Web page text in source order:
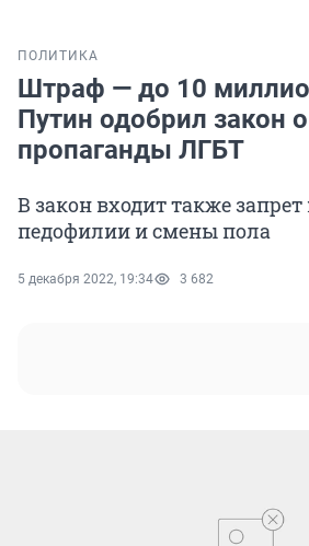
ПОЛИТИКА
Штраф — до 10
Путин одобрил закон
пропаганды ЛГБТ
В закон входит также
педофилии и смены пола
5 декабря 2022, 19:34 3 682